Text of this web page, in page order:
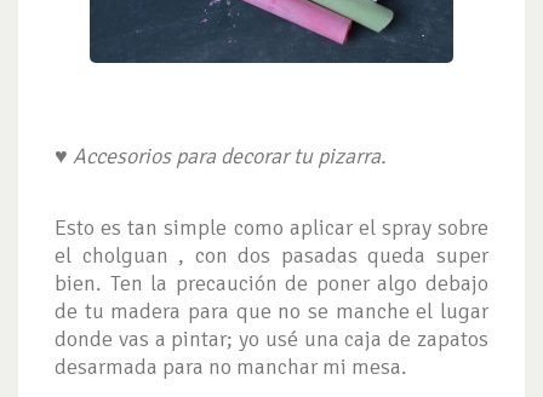
♥ Accesorios para decorar tu pizarra.
Esto es tan simple como aplicar el spray sobre
el cholguan , con dos pasadas queda super
bien. Ten la precaución de poner algo debajo
de tu madera para que no se manche el lugar
donde vas a pintar; yo usé una caja de zapatos
desarmada para no manchar mi mesa.